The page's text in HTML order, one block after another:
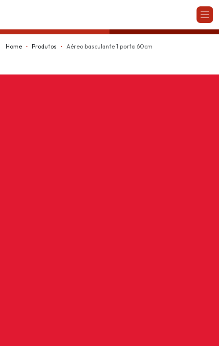
Home Produtos Aéreo basculante 1 porta 60cm